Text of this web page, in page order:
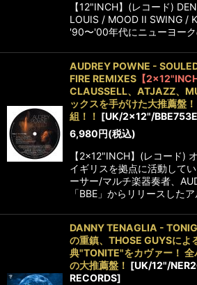
【12"INCH】(レコード)
LOUIS / MOOD II SWING /
'90〜'00年代にニューヨー
AUDREY POWNE -
FIRE REMIXES 【2×12"INCH
CLAUSSELL、ATJAZZ、
ックスを手がけた大推薦盤
組！！ [UK/2×12"/
6,980円(税込)
【2×12"INCH】(レコード)
イギリスを拠点に活動して
ーサー/マルチ楽器奏者、
「BBE」からリリースした
DANNY TENAGLIA -
の重鎮、THOSE GUYSによ
典"TONITE"をカヴァー！
の大推薦盤！ [UK/12"/
RECORDS]